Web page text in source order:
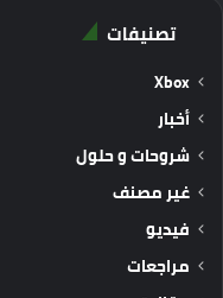
تصنيفات
Xbox
أخبار
شروحات و حلول
غير مصنف
فيديو
مراجعات